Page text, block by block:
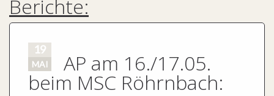
Berichte:
19
MAI AP am 16./17.05.
beim MSC Röhrnbach: